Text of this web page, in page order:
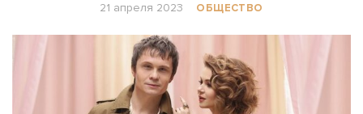
21 апреля 2023 ОБЩЕСТВО